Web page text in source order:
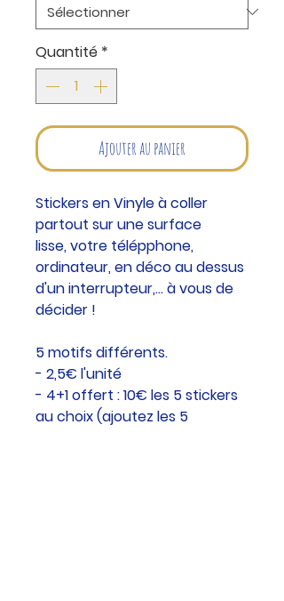
Quantité *
Ajouter au panier
Stickers en Vinyle à coller
partout sur une surface
lisse, votre télépphone,
ordinateur, en déco au dessus
d'un interrupteur,... à vous de
décider !
5 motifs différents.
- 2,5€ l'unité
- 4+1 offert : 10€ les 5 stickers
au choix (ajoutez les 5